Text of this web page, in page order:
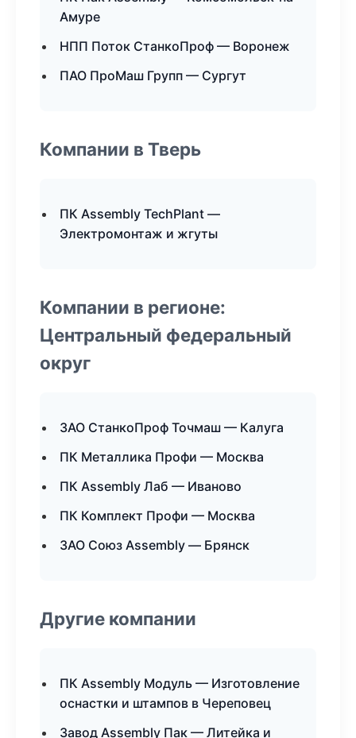
Амуре
НПП Поток СтанкоПроф — Воронеж
ПАО ПроМаш Групп — Сургут
Компании в Тверь
ПК Assembly TechPlant —
Электромонтаж и жгуты
Компании в регионе:
Центральный федеральный
округ
ЗАО СтанкоПроф Точмаш — Калуга
ПК Металлика Профи — Москва
ПК Assembly Лаб — Иваново
ПК Комплект Профи — Москва
ЗАО Союз Assembly — Брянск
Другие компании
ПК Assembly Модуль — Изготовление
оснастки и штампов в Череповец
Завод Assembly Пак — Литейка и